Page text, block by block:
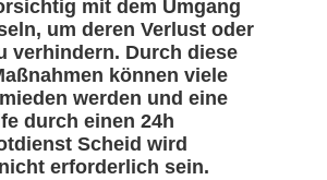
mit dem Umgang
um deren Verlust oder
verhindern. Durch diese
können viele
werden und eine
durch einen 24h
Scheid wird
erforderlich sein.